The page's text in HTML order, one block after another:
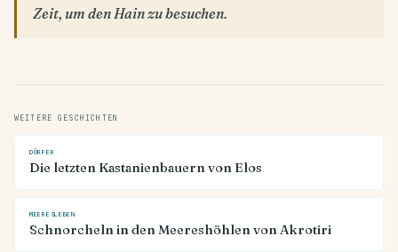
Zeit, um den Hain zu besuchen.
WEITERE GESCHICHTEN
DÖRFER
Die letzten Kastanienbauern von Elos
MEERESLEBEN
Schnorcheln in den Meereshöhlen von Akrotiri